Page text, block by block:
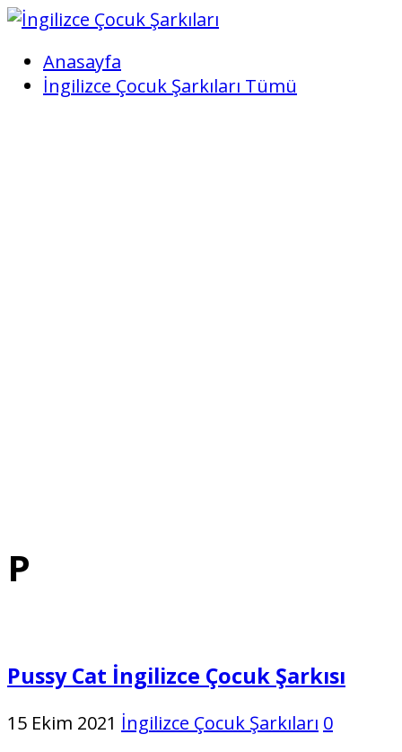
Anasayfa
İngilizce Çocuk Şarkıları Tümü
P
Pussy Cat İngilizce Çocuk Şarkısı
15 Ekim 2021 İngilizce Çocuk Şarkıları 0